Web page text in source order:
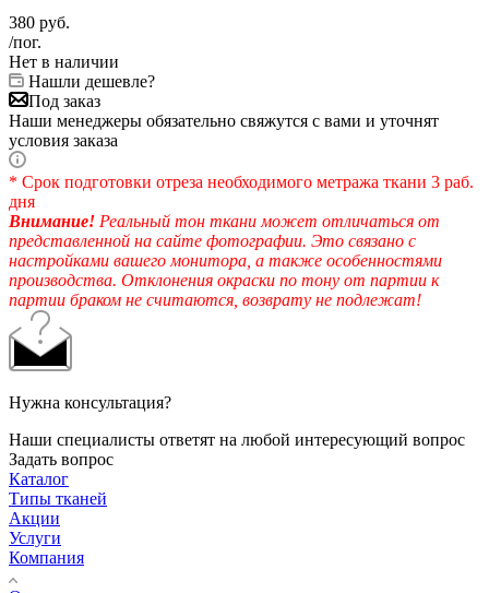
380 руб.
/пог.
Нет в наличии
Нашли дешевле?
Под заказ
Наши менеджеры обязательно свяжутся с вами и уточнят
условия заказа
* Срок подготовки отреза необходимого метража ткани 3 раб.
дня
Внимание! Реальный тон ткани может отличаться от
представленной на сайте фотографии. Это связано с
настройками вашего монитора, а также особенностями
производства. Отклонения окраски по тону от партии к
партии браком не считаются, возврату не подлежат!
Нужна консультация?
Наши специалисты ответят на любой интересующий вопрос
Задать вопрос
Каталог
Типы тканей
Акции
Услуги
Компания